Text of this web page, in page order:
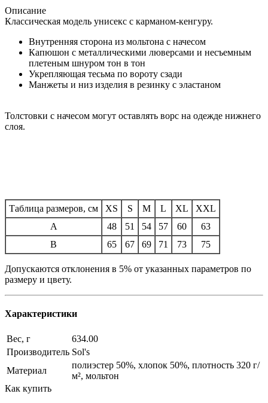
Описание
Классическая модель унисекс с карманом-кенгуру.
Внутренняя сторона из мольтона с начесом
Капюшон с металлическими люверсами и несъемным
плетеным шнуром тон в тон
Укрепляющая тесьма по вороту сзади
Манжеты и низ изделия в резинку с эластаном
Толстовки с начесом могут оставлять ворс на одежде нижнего
слоя.
Таблица размеров, см XS S M L XL
XXL
A
48 51 54 57 60
63
B
65 67 69 71 73 75
Допускаются отклонения в 5% от указанных параметров по
размеру и цвету.
Характеристики
Вес, г
634.00
Производитель Sol's
Материал
полиэстер 50%, хлопок 50%, плотность 320 г/
м², мольтон
Как купить